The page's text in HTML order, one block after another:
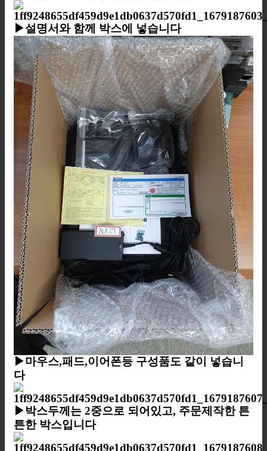
▶설명서와 함께 박스에 넣습니다
▶마우스,패드,이어폰등 구성품도 같이 넣습니
다
▶박스두께는 2중으로 되어있고, 주문제작한 튼
튼한 박스입니다